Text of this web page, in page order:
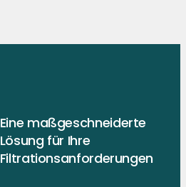
Eine maßgeschneiderte
Lösung für Ihre
Filtrationsanforderungen